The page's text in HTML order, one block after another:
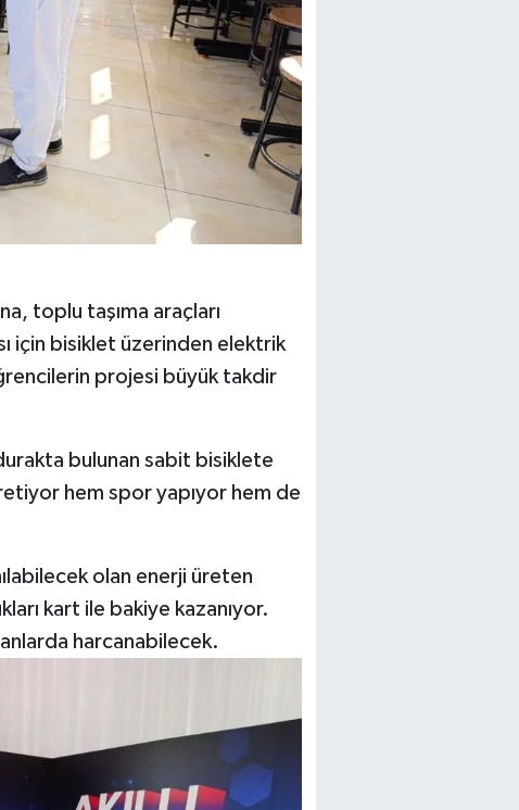
toplu taşıma araçları
için bisiklet üzerinden elektrik
projesi büyük takdir
bulunan sabit bisiklete
hem spor yapıyor hem de
olan enerji üreten
kart ile bakiye kazanıyor.
harcanabilecek.